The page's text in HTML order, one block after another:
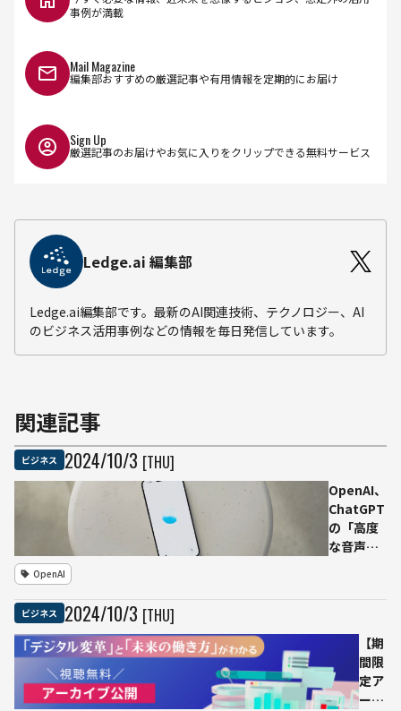
事例が満載
Mail Magazine
編集部おすすめの厳選記事や有用情報を定期的にお届け
Sign Up
厳選記事のお届けやお気に入りをクリップできる無料サービス
Ledge.ai 編集部
Ledge.ai編集部です。最新のAI関連技術、テクノロジー、AI
のビジネス活用事例などの情報を毎日発信しています。
関連記事
ビジネス 2024/10/3 [THU]
OpenAI、
ChatGPT
の「高度
な音声機
OpenAI
ビジネス 2024/10/3 [THU]
【期
間限
定ア
ーカ